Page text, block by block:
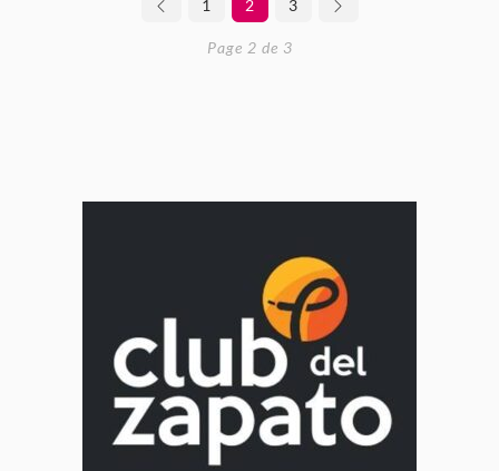
1 2 3
Page 2 de 3